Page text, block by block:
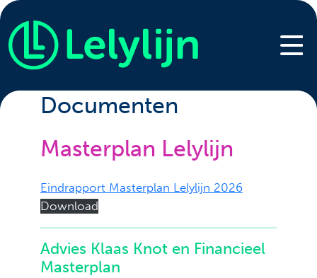
Documenten
Masterplan Lelylijn
Eindrapport Masterplan Lelylijn 2026
Download
Advies Klaas Knot en Financieel
Masterplan